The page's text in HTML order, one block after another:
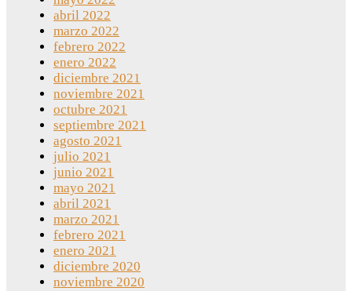
abril 2022
marzo 2022
febrero 2022
enero 2022
diciembre 2021
noviembre 2021
octubre 2021
septiembre 2021
agosto 2021
julio 2021
junio 2021
mayo 2021
abril 2021
marzo 2021
febrero 2021
enero 2021
diciembre 2020
noviembre 2020